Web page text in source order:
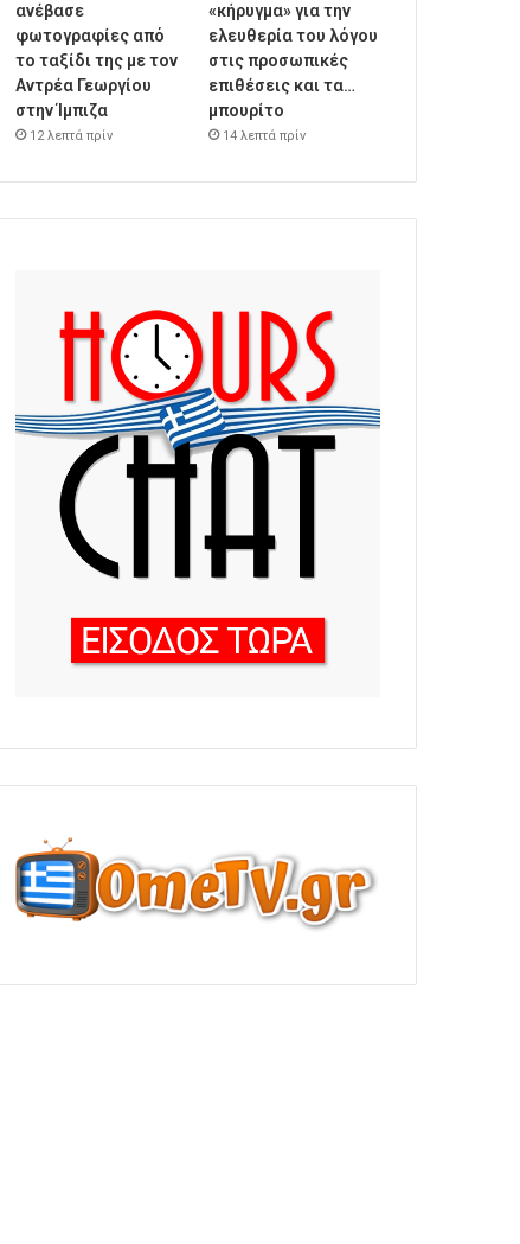
ανέβασε
φωτογραφίες από
το ταξίδι της με τον
Αντρέα Γεωργίου
στην Ίμπιζα
12 λεπτά πρίν
«κήρυγμα» για την
ελευθερία του λόγου
στις προσωπικές
επιθέσεις και τα…
μπουρίτο
14 λεπτά πρίν